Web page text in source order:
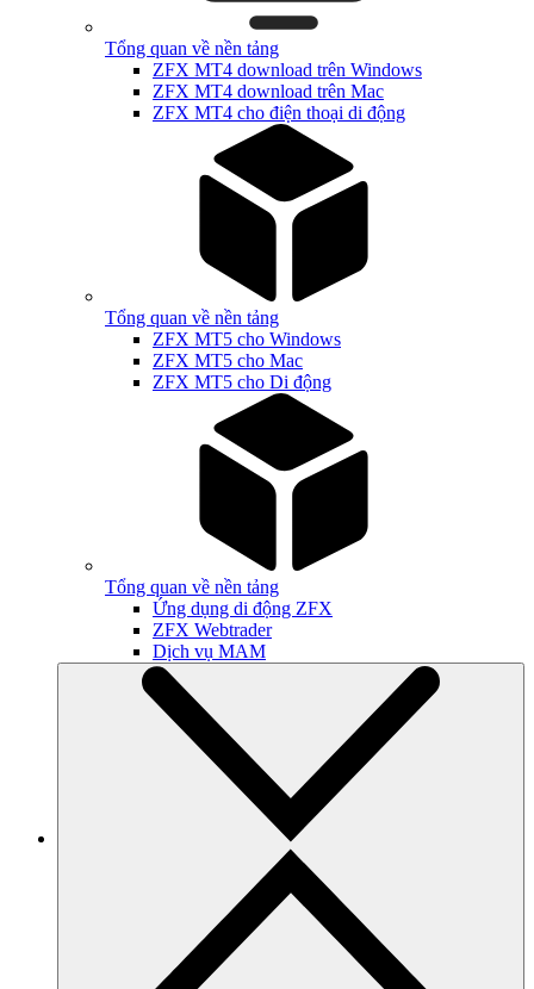
Tổng quan về nền tảng
ZFX MT4 download trên Windows
ZFX MT4 download trên Mac
ZFX MT4 cho điện thoại di động
Tổng quan về nền tảng
ZFX MT5 cho Windows
ZFX MT5 cho Mac
ZFX MT5 cho Di động
Tổng quan về nền tảng
Ứng dụng di động ZFX
ZFX Webtrader
Dịch vụ MAM